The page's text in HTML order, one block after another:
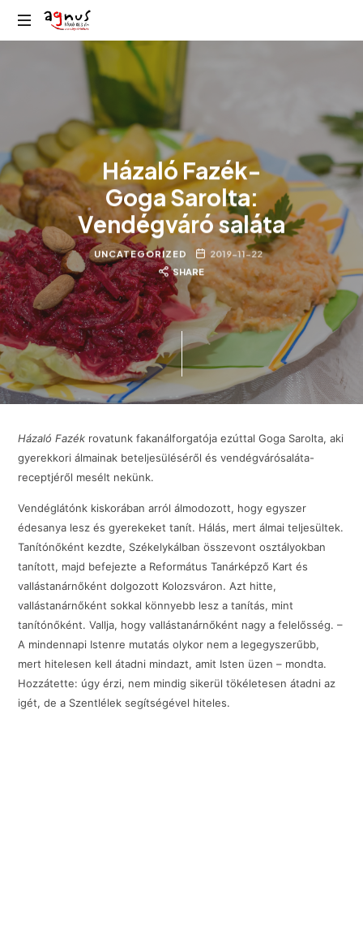
Agnus
Rádió
Kolozsvár
Házaló Fazék-
Goga Sarolta:
Vendégváró saláta
UNCATEGORIZED
2019-11-22
SHARE
Házaló Fazék rovatunk fakanálforgatója ezúttal Goga Sarolta, aki
gyerekkori álmainak beteljesüléséről és vendégvárósaláta-
receptjéről mesélt nekünk.
Vendéglátónk kiskorában arról álmodozott, hogy egyszer
édesanya lesz és gyerekeket tanít. Hálás, mert álmai teljesültek.
Tanítónőként kezdte, Székelykálban összevont osztályokban
tanított, majd befejezte a Református Tanárképző Kart és
vallástanárnőként dolgozott Kolozsváron. Azt hitte,
vallástanárnőként sokkal könnyebb lesz a tanítás, mint
tanítónőként. Vallja, hogy vallástanárnőként nagy a felelősség. –
A mindennapi Istenre mutatás olykor nem a legegyszerűbb,
mert hitelesen kell átadni mindazt, amit Isten üzen – mondta.
Hozzátette: úgy érzi, nem mindig sikerül tökéletesen átadni az
igét, de a Szentlélek segítségével hiteles.